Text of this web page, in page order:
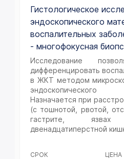
Гистологическое
эндоскопического
воспалительных
- многофокусная
Исследование
дифференцировать
в ЖКТ методом
Назначается при
(с тошнотой, рвотой,
гастрите,
двенадцатиперстной
СРОК ЦЕНА